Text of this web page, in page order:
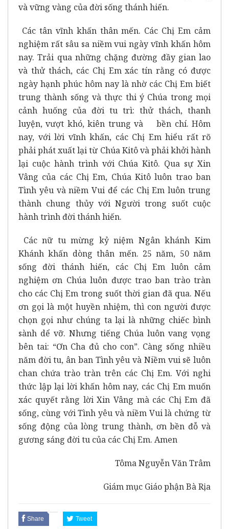
và vững vàng của đời sống thánh hiến.
Các tân vĩnh khấn thân mến. Các Chị Em cảm
nghiệm rất sâu sa niềm vui ngày vĩnh khấn hôm
nay. Trải qua những chặng đường đầy gian lao
và thử thách, các Chị Em xác tín rằng có được
ngày hạnh phúc hôm nay là nhờ các Chị Em biết
trung thành sống và thực thi ý Chúa trong mọi
cảnh huống của đời tu trì: thử thách, thanh
luyện, vượt khó, kiên trung và bền chí. Hôm
nay, với lời vĩnh khấn, các Chị Em hiểu rất rõ
phải phát xuất lại từ Chúa Kitô và phải khởi hành
lại cuộc hành trình với Chúa Kitô. Qua sự Xin
Vâng của các Chị Em, Chúa Kitô luôn trao ban
Tình yêu và niềm Vui để các Chị Em luôn trung
thành chung thủy với Người trong suốt cuộc
hành trình đời thánh hiến.
Các nữ tu mừng kỷ niệm Ngân khánh Kim
Khánh khấn dòng thân mến. 25 năm, 50 năm
sống đời thánh hiến, các Chị Em luôn cảm
nghiệm ơn Chúa luôn được trao ban trào tràn
cho các Chị Em trong suốt thời gian đã qua. Nếu
ơn gọi là một huyền nhiệm, thì con người được
chọn gọi như chúng ta lại là những chiếc bình
sành dể vỡ. Nhưng tiếng Chúa luôn vang vọng
bên tai: “Ơn Cha đủ cho con”. Càng sống nhiều
năm đời tu, ân ban Tình yêu và Niềm vui sẽ luôn
chan chứa trào tràn trên các Chị Em. Với nghi
thức lập lại lời khấn hôm nay, các Chị Em muốn
xác quyết rằng lời Xin Vâng mà các Chị Em đã
sống, cùng với Tình yêu và niềm Vui là chứng từ
sống động của lòng trung thành, ơn bền đỗ và
gương sáng đời tu của các Chị Em. Amen
Tôma Nguyễn Văn Trâm
Giám mục Giáo phận Bà Rịa
Share Tweet